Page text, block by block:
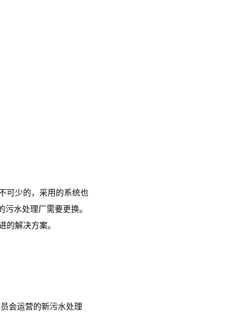
可少的，采用的系统也
水处理厂需要更换。
的解决方案。
会运营的新污水处理